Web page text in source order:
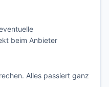
beim Anbieter
Alles passiert ganz